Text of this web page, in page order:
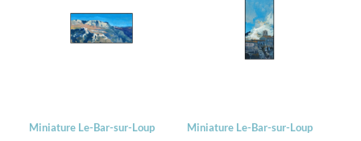
Miniature Le-Bar-sur-Loup Miniature Le-Bar-sur-Loup